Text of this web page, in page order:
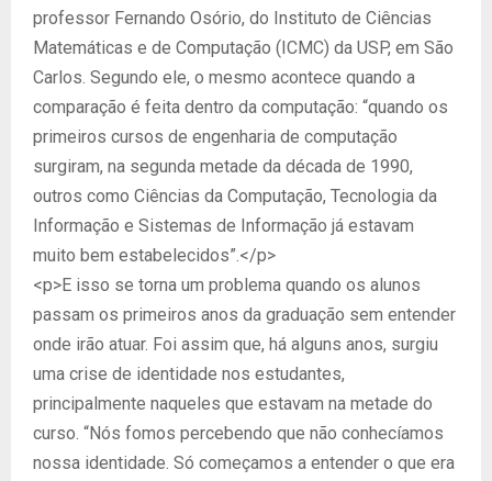
professor Fernando Osório, do Instituto de Ciências
Matemáticas e de Computação (ICMC) da USP, em São
Carlos. Segundo ele, o mesmo acontece quando a
comparação é feita dentro da computação: “quando os
primeiros cursos de engenharia de computação
surgiram, na segunda metade da década de 1990,
outros como Ciências da Computação, Tecnologia da
Informação e Sistemas de Informação já estavam
muito bem estabelecidos”.</p>
<p>E isso se torna um problema quando os alunos
passam os primeiros anos da graduação sem entender
onde irão atuar. Foi assim que, há alguns anos, surgiu
uma crise de identidade nos estudantes,
principalmente naqueles que estavam na metade do
curso. “Nós fomos percebendo que não conhecíamos
nossa identidade. Só começamos a entender o que era